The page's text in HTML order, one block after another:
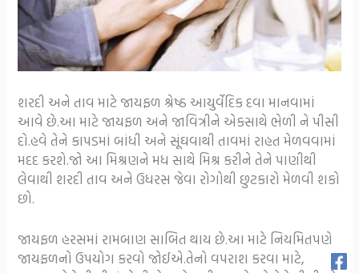
શરદી અને તાવ માટે જાયફળ શ્રેષ્ઠ આયુર્વેદિક દવા માનવામાં
આવે છે.આ માટે જાયફળ અને જાવિત્રીને એકસાથે ભેળી ને પીસી
દો.હવે તેને કાપડમાં બાંધી અને સૂંઘવાથી તાવમાં રાહત મેળવવામાં
મદદ કરશે.જો આ મિશ્રણને મધ સાથે મિશ્ર કરીને તેને પાણીથી
લેવાથી શરદી તાવ અને ઉધરસ જેવા રોગોથી છુટકારો મેળવી શકો
છો.
જાયફળ હરસમાં રામબાણ સાબિત થાય છે.આ માટે નિયમિતપણે
જાયફળનો ઉપયોગ કરવો જોઈએ.તેનો વપરાશ કરવા માટે,